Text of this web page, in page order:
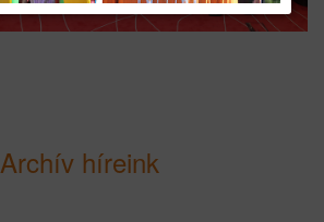
Archív híreink